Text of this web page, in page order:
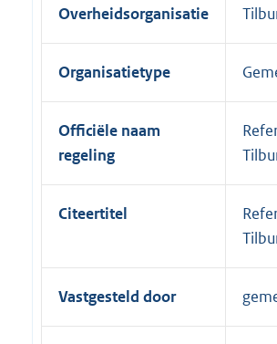
Overheidsorganisatie
Organisatietype
Officiële naam
regeling
Citeertitel
Vastgesteld door